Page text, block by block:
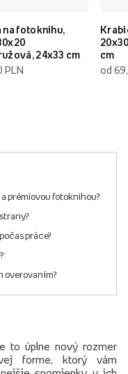
na fotoknihu,
24x33 cm
PLN
cm
od
prémiovou fotoknihou?
práce?
overovaním?
to úplne nový rozmer
forme, ktorý vám